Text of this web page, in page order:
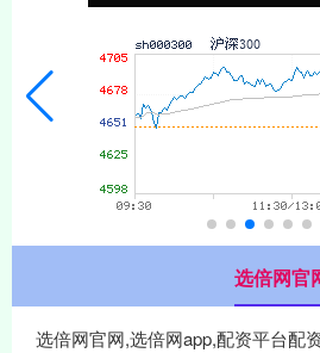
选倍网官
选倍网官网,选倍网app,配资平台配